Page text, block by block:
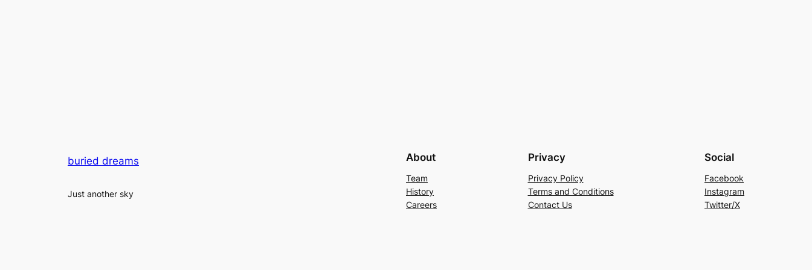
buried dreams
Just another sky
About
Team
History
Careers
Privacy
Privacy Policy
Terms and Conditions
Contact Us
Social
Facebook
Instagram
Twitter/X